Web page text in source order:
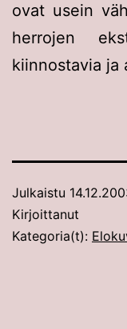
ovat usein
herrojen
kiinnostavia ja
Julkaistu
Kirjoittanut
Kategoria(t):